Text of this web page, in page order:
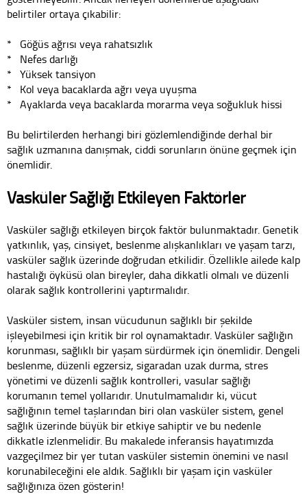
belirtiler ortaya çıkabilir:
* Göğüs ağrısı veya rahatsızlık
* Nefes darlığı
* Yüksek tansiyon
* Kol veya bacaklarda ağrı veya uyuşma
* Ayaklarda veya bacaklarda morarma veya soğukluk hissi
Bu belirtilerden herhangi biri gözlemlendiğinde derhal bir
sağlık uzmanına danışmak, ciddi sorunların önüne geçmek için
önemlidir.
Vasküler Sağlığı Etkileyen Faktörler
Vasküler sağlığı etkileyen birçok faktör bulunmaktadır. Genetik
yatkınlık, yaş, cinsiyet, beslenme alışkanlıkları ve yaşam tarzı,
vasküler sağlık üzerinde doğrudan etkilidir. Özellikle ailede kalp
hastalığı öyküsü olan bireyler, daha dikkatli olmalı ve düzenli
olarak sağlık kontrollerini yaptırmalıdır.
Vasküler sistem, insan vücudunun sağlıklı bir şekilde
işleyebilmesi için kritik bir rol oynamaktadır. Vasküler sağlığın
korunması, sağlıklı bir yaşam sürdürmek için önemlidir. Dengeli
beslenme, düzenli egzersiz, sigaradan uzak durma, stres
yönetimi ve düzenli sağlık kontrolleri, vasular sağlığı
korumanın temel yollarıdır. Unutulmamalıdır ki, vücut
sağlığının temel taşlarından biri olan vasküler sistem, genel
sağlık üzerinde büyük bir etkiye sahiptir ve bu nedenle
dikkatle izlenmelidir. Bu makalede inferansis hayatımızda
vazgeçilmez bir yer tutan vasküler sistemin önemini ve nasıl
korunabileceğini ele aldık. Sağlıklı bir yaşam için vasküler
sağlığınıza özen gösterin!